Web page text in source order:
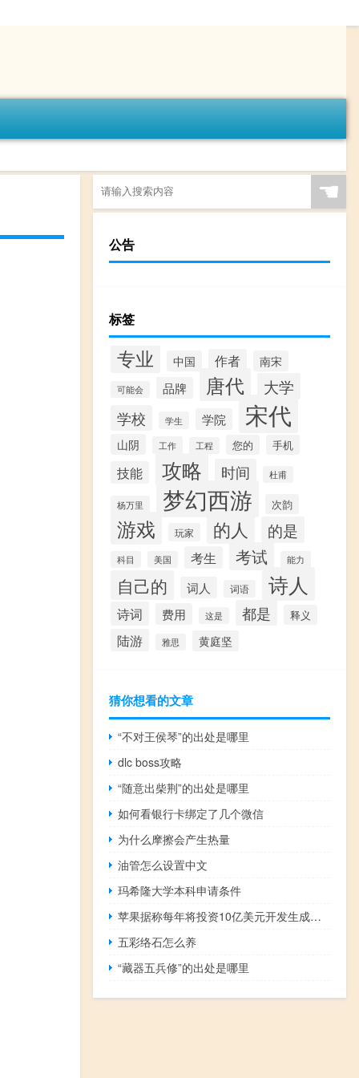
☚
公告
标签
专业 中国 作者 南宋
可能会 品牌 唐代 大学
学校 学生 学院 宋代
山阴 工作 工程 您的 手机
技能 攻略 时间 杜甫
杨万里 梦幻西游 次韵
游戏 玩家 的人 的是
科目 美国 考生 考试 能力
自己的 词人 词语 诗人
诗词 费用 这是 都是 释义
陆游 雅思 黄庭坚
猜你想看的文章
“不对王侯琴”的出处是哪里
dlc boss攻略
“随意出柴荆”的出处是哪里
如何看银行卡绑定了几个微信
为什么摩擦会产生热量
油管怎么设置中文
玛希隆大学本科申请条件
苹果据称每年将投资10亿美元开发生成式AI 追赶谷歌和微软
五彩络石怎么养
“藏器五兵修”的出处是哪里